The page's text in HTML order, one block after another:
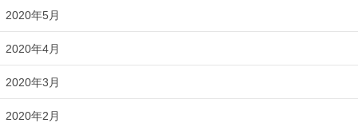
2020年5月
2020年4月
2020年3月
2020年2月